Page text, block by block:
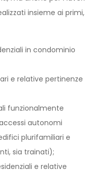
insieme ai primi,
in condominio
e relative pertinenze
funzionalmente
autonomi
plurifamiliari e
sia trainati);
e relative